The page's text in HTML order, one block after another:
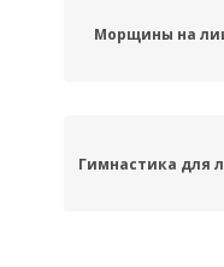
Морщины на
Гимнастика для